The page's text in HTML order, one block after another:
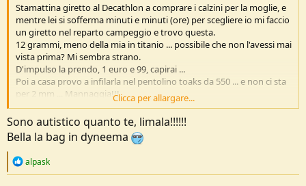
Stamattina giretto al Decathlon a comprare i calzini per la moglie, e
mentre lei si sofferma minuti e minuti (ore) per scegliere io mi faccio
un giretto nel reparto campeggio e trovo questa.
12 grammi, meno della mia in titanio ... possibile che non l'avessi mai
vista prima? Mi sembra strano.
D'impulso la prendo, 1 euro e 99, capirai ...
Poi a casa provo a infilarla nel pentolino toaks da 550 ... e non ci sta
per 2 mm ... Mannaggia!!!
Mi tocca tenerla fuori, e il mio io precisino (ai limiti dell'autismo,
come dice mia moglie) sta cosa fa fatica a sopportarla.
Forse non è che mi era sfuggita, ma l'avevo già rimossa dalle mie
liste in passato perché avevo già verificato che non era abbastanza
compatta.
Sarà l'Alzheimer ...
Clicca per allargare...
Sono autistico quanto te, limala!!!!!!
Bella la bag in dyneema
R
alpask